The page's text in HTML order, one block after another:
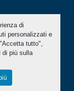
di
personalizzati e
tutto",
di più sulla